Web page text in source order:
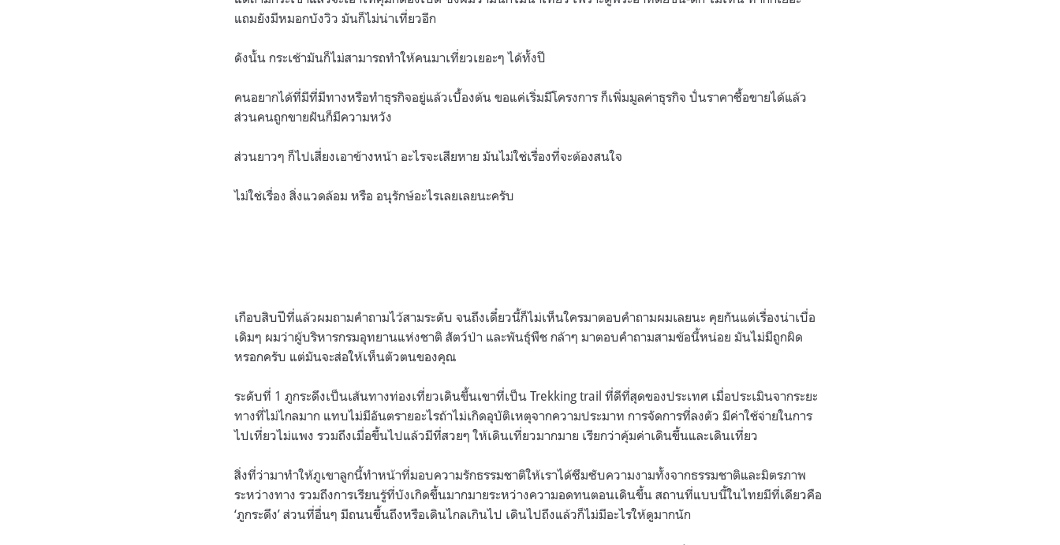
แถมยังมีหมอกบังวิว มันก็ไม่น่าเที่ยวอีก
ดังนั้น กระเช้ามันก็ไม่สามารถทำให้คนมาเที่ยวเยอะๆ ได้ทั้งปี
คนอยากได้ที่มีที่มีทางหรือทำธุรกิจอยู่แล้วเบื้องต้น ขอแค่เริ่มมีโครงการ ก็เพิ่มมูลค่าธุรกิจ ปั่นราคาซื้อขายได้แล้ว
ส่วนคนถูกขายฝันก็มีความหวัง
ส่วนยาวๆ ก็ไปเสี่ยงเอาข้างหน้า อะไรจะเสียหาย มันไม่ใช่เรื่องที่จะต้องสนใจ
ไม่ใช่เรื่อง สิ่งแวดล้อม หรือ อนุรักษ์อะไรเลยเลยนะครับ
เกือบสิบปีที่แล้วผมถามคำถามไว้สามระดับ จนถึงเดี๋ยวนี้ก็ไม่เห็นใครมาตอบคำถามผมเลยนะ คุยกันแต่เรื่องน่าเบื่อ
เดิมๆ ผมว่าผู้บริหารกรมอุทยานแห่งชาติ สัตว์ป่า และพันธุ์พืช กล้าๆ มาตอบคำถามสามข้อนี้หน่อย มันไม่มีถูกผิด
หรอกครับ แต่มันจะส่อให้เห็นตัวตนของคุณ
ระดับที่ 1 ภูกระดึงเป็นเส้นทางท่องเที่ยวเดินขึ้นเขาที่เป็น Trekking trail ที่ดีที่สุดของประเทศ เมื่อประเมินจากระยะ
ทางที่ไม่ไกลมาก แทบไม่มีอันตรายอะไรถ้าไม่เกิดอุบัติเหตุจากความประมาท การจัดการที่ลงตัว มีค่าใช้จ่ายในการ
ไปเที่ยวไม่แพง รวมถึงเมื่อขึ้นไปแล้วมีที่สวยๆ ให้เดินเที่ยวมากมาย เรียกว่าคุ้มค่าเดินขึ้นและเดินเที่ยว
สิ่งที่ว่ามาทำให้ภูเขาลูกนี้ทำหน้าที่มอบความรักธรรมชาติให้เราได้ซึมซับความงามทั้งจากธรรมชาติและมิตรภาพ
ระหว่างทาง รวมถึงการเรียนรู้ที่บังเกิดขึ้นมากมายระหว่างความอดทนตอนเดินขึ้น สถานที่แบบนี้ในไทยมีที่เดียวคือ
‘ภูกระดึง’ ส่วนที่อื่นๆ มีถนนขึ้นถึงหรือเดินไกลเกินไป เดินไปถึงแล้วก็ไม่มีอะไรให้ดูมากนัก